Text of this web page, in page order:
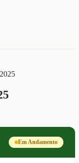
Em Andamento